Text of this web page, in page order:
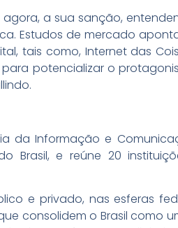
agora, a sua sanção,
Estudos de mercado
tais como, Internet das
potencializar o
da Informação e
Brasil, e reúne 20
e privado, nas esferas
consolidem o Brasil como